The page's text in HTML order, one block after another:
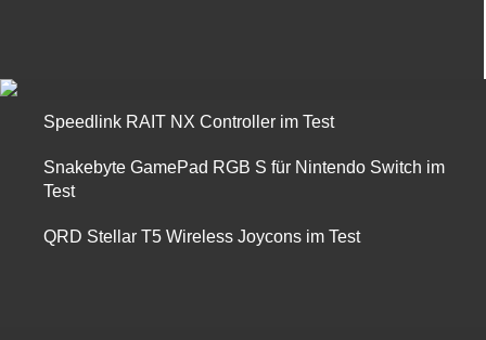
Speedlink RAIT NX Controller im Test
Snakebyte GamePad RGB S für Nintendo Switch im
Test
QRD Stellar T5 Wireless Joycons im Test